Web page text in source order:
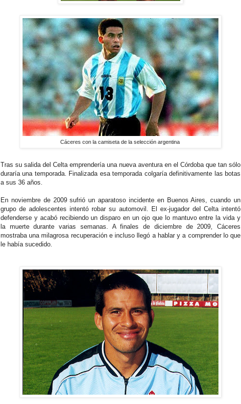
Cáceres con la camiseta de la selección argentina
Tras su salida del Celta emprendería una nueva aventura en el Córdoba que tan sólo
duraría una temporada. Finalizada esa temporada colgaría definitivamente las botas
a sus 36 años.
En noviembre de 2009 sufrió un aparatoso incidente en Buenos Aires, cuando un
grupo de adolescentes intentó robar su automovil. El ex-jugador del Celta intentó
defenderse y acabó recibiendo un disparo en un ojo que lo mantuvo entre la vida y
la muerte durante varias semanas. A finales de diciembre de 2009, Cáceres
mostraba una milagrosa recuperación e incluso llegó a hablar y a comprender lo que
le había sucedido.